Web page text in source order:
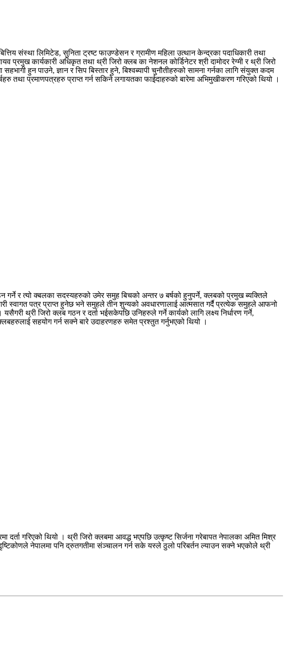
संस्था लिमिटेड, सुनिता ट्रष्ट फाउण्डेसन र ग्रामीण महिला उत्थान केन्द्रका पदाधिकारी तथा
प्रमुख कार्यकारी अधिकृत तथा थ्री जिरो क्लब का नेशनल कोर्डिनेटर श्री दामोदर रेग्मी र थ्री जिरो
हुन पाउने, ज्ञान र सिप बिस्तार हुने, बिश्वब्यापी चुनौतीहरुको सामना गर्नका लागि संयुक्त कदम
तथा प्रमाणपत्रहरु प्राप्त गर्न सकिने लगायतका फाईदाहरुको बारेमा अभिमुखीकरण गरिएको थियो ।
र त्यो क्बलका सदस्यहरुको उमेर समुह बिचको अन्तर ७ बर्षको हुनुपर्ने, क्लबको प्रमुख ब्यक्तिले
गरी स्वागत पत्र प्राप्त हुनेछ भने समुहले तीन शुन्यको अवधारणालाई आत्मसात गर्दै प्रत्येक समुहले आफनो
थ्री जिरो क्लब गठन र दर्ता भईसकेपछि उनिहरुले गर्ने कार्यको लागि लक्ष्य निर्धारण गर्ने,
सहयोग गर्न सक्ने बारे उदाहरणहरु समेत प्रश्तुत गर्नुभएको थियो ।
गरिएको थियो । थ्री जिरो क्लबमा आवद्ध भएपछि उत्कृष्ट सिर्जना गरेबापत नेपालका अमित मिश्र
नेपालमा पनि द्रुतगतीमा संञ्चालन गर्न सके यस्ले ठुलो परिबर्तन ल्याउन सक्ने भएकोले थ्री